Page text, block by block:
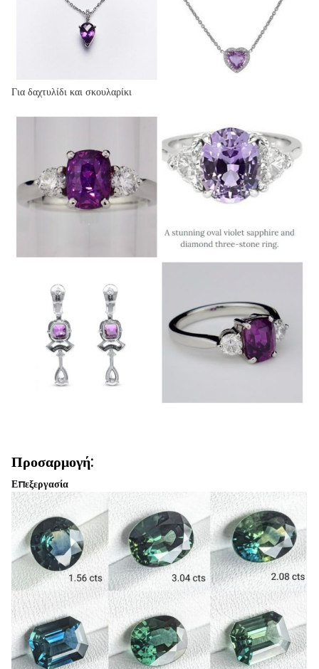
Για δαχτυλίδι και σκουλαρίκι
Προσαρμογή:
Επεξεργασία